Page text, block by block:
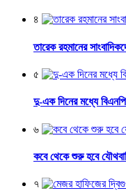
৪
তারেক রহমানের
৫
দু-এক দিনের মধ্যে
৬
কবে থেকে শুরু হবে
৭